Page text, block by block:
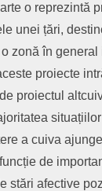
o reprezintă
unei țări,
zonă în
proiecte
proiectul
a cuiva
de
stări afective